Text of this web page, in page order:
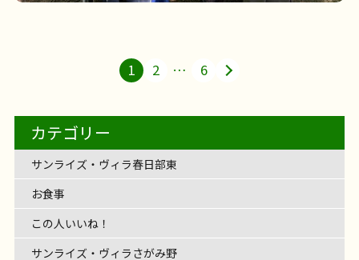
1 2 … 6
カテゴリー
サンライズ・ヴィラ春日部東
お食事
この人いいね！
サンライズ・ヴィラさがみ野